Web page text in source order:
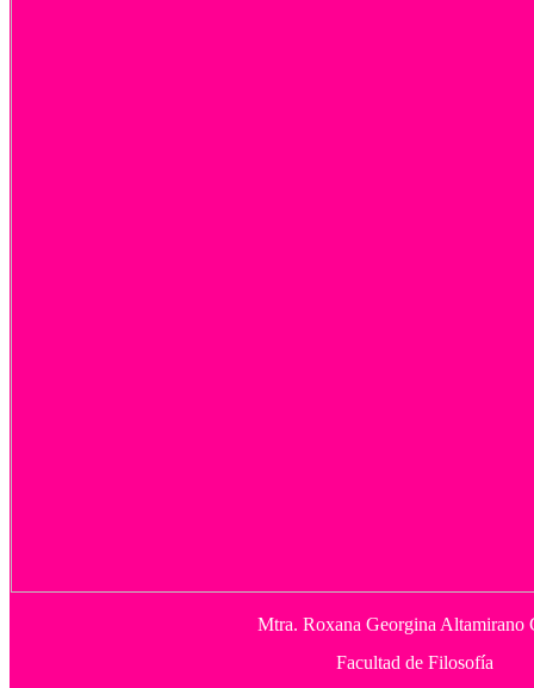
Mtra. Roxana Georgina Altamirano
Facultad de Filosofía